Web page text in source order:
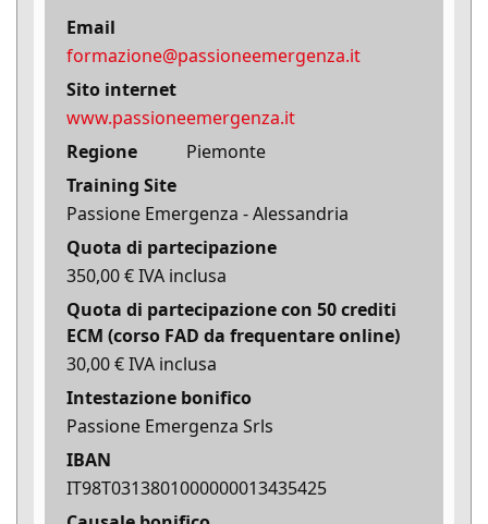
Email
formazione@passioneemergenza.it
Sito internet
www.passioneemergenza.it
Regione
Piemonte
Training Site
Passione Emergenza - Alessandria
Quota di partecipazione
350,00 € IVA inclusa
Quota di partecipazione con 50 crediti
ECM (corso FAD da frequentare online)
30,00 € IVA inclusa
Intestazione bonifico
Passione Emergenza Srls
IBAN
IT98T0313801000000013435425